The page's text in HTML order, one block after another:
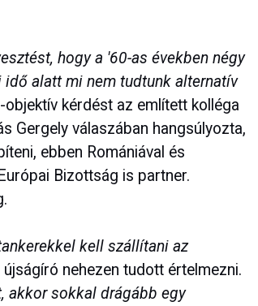
hogy a '60-as években négy
alatt mi nem tudtunk alternatív
kérdést az említett kolléga
Gergely válaszában hangsúlyozta,
ebben Romániával és
Bizottság is partner.
kell szállítani az
nehezen tudott értelmezni.
akkor sokkal drágább egy